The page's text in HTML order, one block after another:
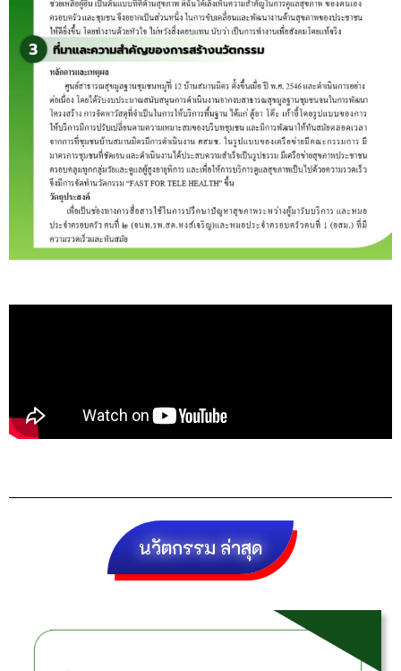
นวัตกรรม ล่าสุด